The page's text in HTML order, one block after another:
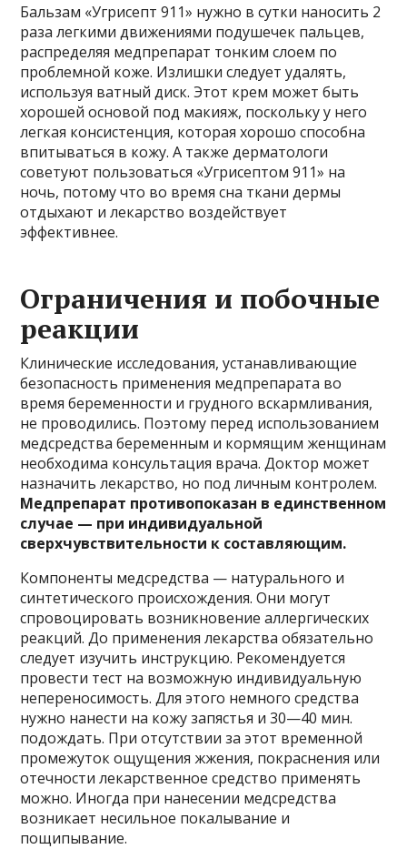
Бальзам «Угрисепт 911» нужно в сутки наносить 2
раза легкими движениями подушечек пальцев,
распределяя медпрепарат тонким слоем по
проблемной коже. Излишки следует удалять,
используя ватный диск. Этот крем может быть
хорошей основой под макияж, поскольку у него
легкая консистенция, которая хорошо способна
впитываться в кожу. А также дерматологи
советуют пользоваться «Угрисептом 911» на
ночь, потому что во время сна ткани дермы
отдыхают и лекарство воздействует
эффективнее.
Ограничения и побочные
реакции
Клинические исследования, устанавливающие
безопасность применения медпрепарата во
время беременности и грудного вскармливания,
не проводились. Поэтому перед использованием
медсредства беременным и кормящим женщинам
необходима консультация врача. Доктор может
назначить лекарство, но под личным контролем.
Медпрепарат противопоказан в единственном
случае — при индивидуальной
сверхчувствительности к составляющим.
Компоненты медсредства — натурального и
синтетического происхождения. Они могут
спровоцировать возникновение аллергических
реакций. До применения лекарства обязательно
следует изучить инструкцию. Рекомендуется
провести тест на возможную индивидуальную
непереносимость. Для этого немного средства
нужно нанести на кожу запястья и 30—40 мин.
подождать. При отсутствии за этот временной
промежуток ощущения жжения, покраснения или
отечности лекарственное средство применять
можно. Иногда при нанесении медсредства
возникает несильное покалывание и
пощипывание.